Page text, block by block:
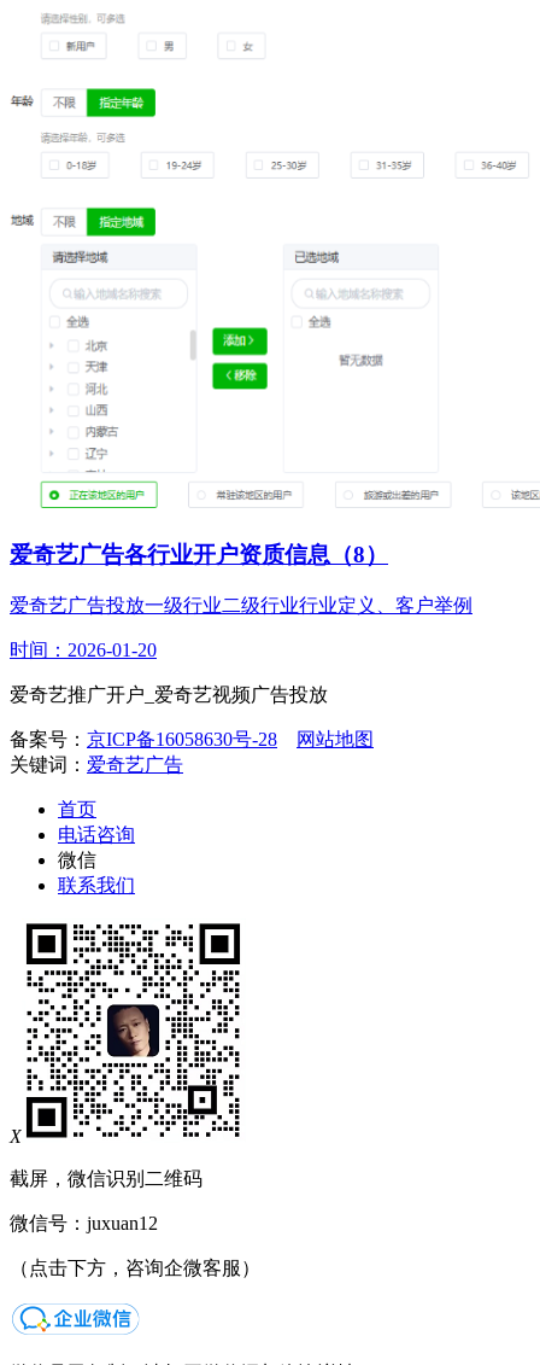
爱奇艺广告各行业开户资质信息（8）
爱奇艺广告投放一级行业二级行业行业定义、客户举例
时间：2026-01-20
爱奇艺推广开户_爱奇艺视频广告投放
备案号： 京ICP备16058630号-28
网站地图
关键词： 爱奇艺广告
首页
电话咨询
微信
联系我们
X
截屏，微信识别二维码
微信号： juxuan12
（点击下方，咨询企微客服）